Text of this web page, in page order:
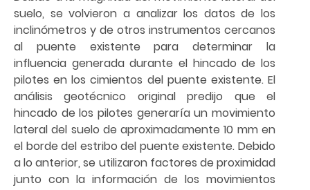
suelo, se volvieron a analizar los datos de los
inclinómetros y de otros instrumentos cercanos
al puente existente para determinar la
influencia generada durante el hincado de los
pilotes en los cimientos del puente existente. El
análisis geotécnico original predijo que el
hincado de los pilotes generaría un movimiento
lateral del suelo de aproximadamente 10 mm en
el borde del estribo del puente existente. Debido
a lo anterior, se utilizaron factores de proximidad
junto con la información de los movimientos